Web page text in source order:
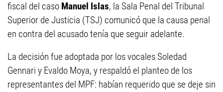
fiscal del caso Manuel Islas, la Sala Penal del Tribunal
Superior de Justicia (TSJ) comunicó que la causa penal
en contra del acusado tenía que seguir adelante.
La decisión fue adoptada por los vocales Soledad
Gennari y Evaldo Moya, y respaldó el planteo de los
representantes del MPF: habían requerido que se deje sin